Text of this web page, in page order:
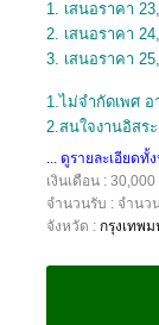
1. เสนอราคา
2. เสนอราคา
3. เสนอราคา
1.ไม่จำกัดเพศ อ
2.สนใจงานอิสระ
... ดูรายละเอียดทั้
เงินเดือน :
จำนวนรับ : จำนว
จังหวัด : กรุงเทพ